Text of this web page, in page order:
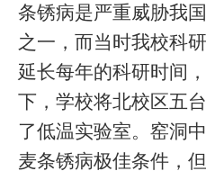
条锈病是严重威胁我
之一，而当时我校科
延长每年的科研时间
下，学校将北校区五
了低温实验室。窑洞
麦条锈病极佳条件，